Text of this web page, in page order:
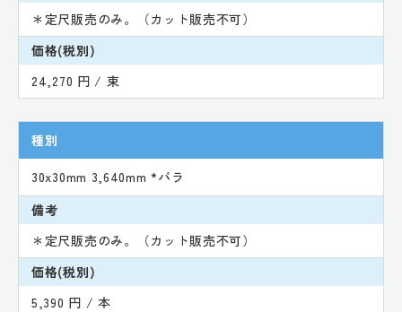
＊定尺販売のみ。（カット販売不可）
価格(税別)
24,270 円 / 束
種別
30x30mm 3,640mm *バラ
備考
＊定尺販売のみ。（カット販売不可）
価格(税別)
5,390 円 / 本